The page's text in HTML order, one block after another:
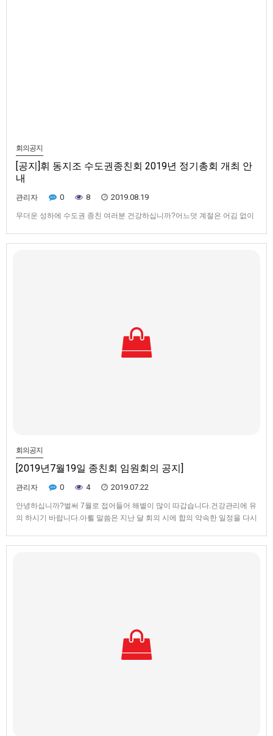
회의공지
[공지]휘 동지조 수도권종친회 2019년 정기총회 개최 안
내
관리자 0 8 2019.08.19
무더운 성하에 수도권 종친 여러분 건강하십니까?어느덧 계절은 어김 없이
회의공지
[2019년7월19일 종친회 임원회의 공지]
관리자 0 4 2019.07.22
안녕하십니까?벌써 7월로 접어들어 해볕이 많이 따갑습니다.건강관리에 유
의 하시기 바랍니다.아뢸 말씀은 지난 달 회의 시에 합의 약속한 일정을 다시